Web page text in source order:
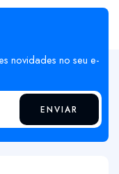
novidades no seu e-
ENVIAR